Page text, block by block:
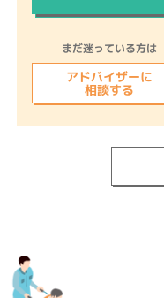
まだ迷っている方は
アドバイザーに
相談する